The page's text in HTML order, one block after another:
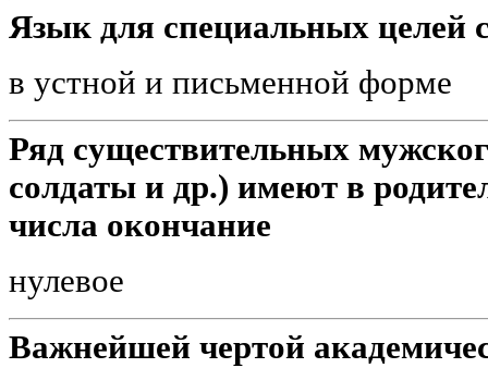
Язык для специальных целей
в устной и письменной форме
Ряд существительных
солдаты и др.) имеют в
числа окончание
нулевое
Важнейшей чертой